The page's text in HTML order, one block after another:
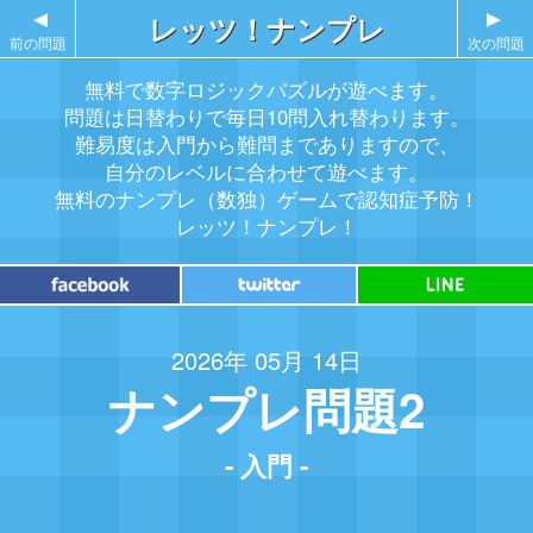
レッツ！ナンプレ
無料で数字ロジックパズルが遊べます。
問題は日替わりで毎日10問入れ替わります。
難易度は入門から難問までありますので、
自分のレベルに合わせて遊べます。
無料のナンプレ（数独）ゲームで認知症予防！
レッツ！ナンプレ！
2026年 05月 14日
ナンプレ問題2
- 入門 -
▲
前の問題
▲
次の問題